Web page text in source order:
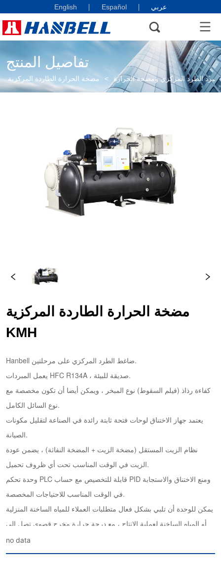
English Español عربي
تفاصيل المنتج
مبرد الطرد المركزي ومضخة الحرارة >
مضخة الحرارة الطاردة المركزية
KMH
no data